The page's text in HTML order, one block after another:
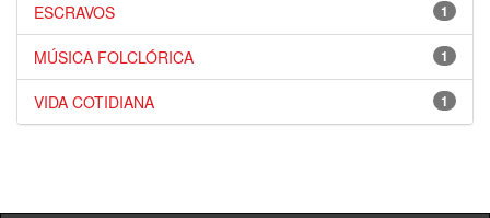
1
ESCRAVOS
1
MÚSICA FOLCLÓRICA
1
VIDA COTIDIANA